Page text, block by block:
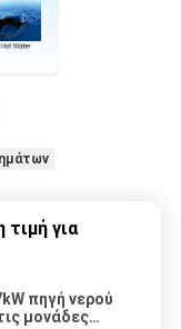
για
πηγή νερού
μονάδες